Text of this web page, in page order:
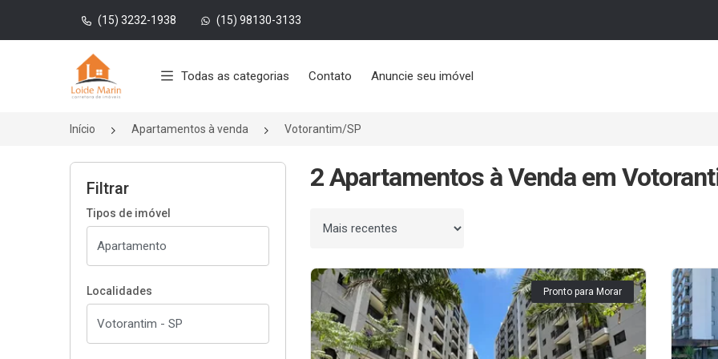
(15) 3232-1938 (15) 98130-3133
Página inicial
Todas as categorias Contato Anuncie seu imóvel
Início Apartamentos à venda Votorantim/SP
Filtrar
Tipos de imóvel
Localidades
2 Apartamentos à Venda em
Ordenar por
Pronto para Morar